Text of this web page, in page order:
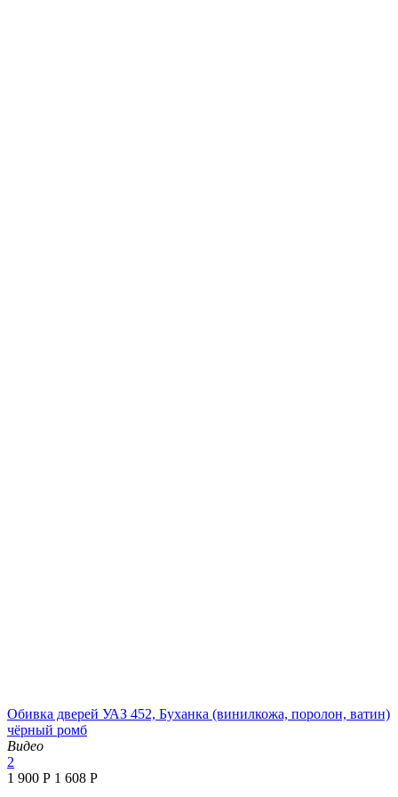
Обивка дверей УАЗ 452, Буханка (винилкожа, поролон, ватин)
чёрный ромб
Видео
2
1 900 Р 1 608 Р